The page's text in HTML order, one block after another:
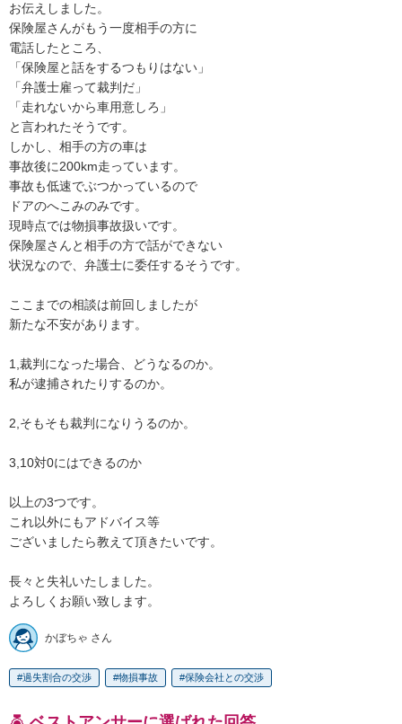
お伝えしました。
保険屋さんがもう一度相手の方に
電話したところ、
「保険屋と話をするつもりはない」
「弁護士雇って裁判だ」
「走れないから車用意しろ」
と言われたそうです。
しかし、相手の方の車は
事故後に200km走っています。
事故も低速でぶつかっているので
ドアのへこみのみです。
現時点では物損事故扱いです。
保険屋さんと相手の方で話ができない
状況なので、弁護士に委任するそうです。
ここまでの相談は前回しましたが
新たな不安があります。
1,裁判になった場合、どうなるのか。
私が逮捕されたりするのか。
2,そもそも裁判になりうるのか。
3,10対0にはできるのか
以上の3つです。
これ以外にもアドバイス等
ございましたら教えて頂きたいです。
長々と失礼いたしました。
よろしくお願い致します。
かぼちゃ さん
過失割合の交渉 物損事故 保険会社との交渉